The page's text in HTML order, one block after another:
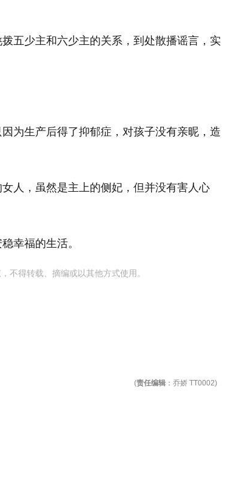
五少主和六少主的关系，到处散播谣言，实
为生产后得了抑郁症，对孩子没有亲昵，造
人，虽然是主上的侧妃，但并没有害人心
幸福的生活。
不得转载、摘编或以其他方式使用。
(责任编辑 ：乔娇 TT0002)